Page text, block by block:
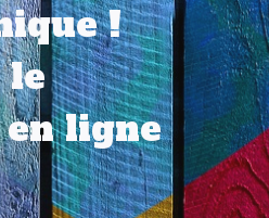
!
le
ligne